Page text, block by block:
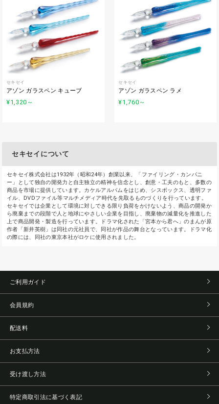
セキセイ
アゾン ガラスペン キューブ
¥1,320 ～
セキセイ
アゾン ガラスペン ラメ
¥1,760～
セキセイについて
セキセイ株式会社は1932年（昭和24年）創業以来、「ファイリング・カンパニ
ー」として独自の開発力と自主独立の精神を信念とし、創意・工夫のもと、多数の
商品を市場に提供しています。カケルアルバムをはじめ、シスボックス、透明ファ
イル、DVDファイル等マルチメディア時代を先取るものづくりを行っています。
セキセイでは企業として環境に対しできる限り負荷をかけないよう、商品の開発か
ら廃棄までの段階で人と地球にやさしい企業を目指し、廃棄物の減量化を推進した
上で商品開発・製造を行っています。ドラマ化された「宮本から君へ」のまんが原
作者「新井英樹」は同社の元社員で、同社が作品の舞台となっています。ドラマ化
の際には、同社の東京本社がロケに使用されました。
ご利用ガイド
会員規約
配送料
お支払方法
受け渡し方法
特定商取引法に基づく表記